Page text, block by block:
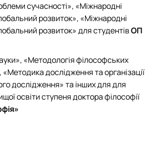
сучасності», «Міжнародні
розвиток», «Міжнародні
розвиток» для студентівОП
«Методологія філософських
дослідження та організації
дослідження» та інших для для
освіти ступеня доктора філософії